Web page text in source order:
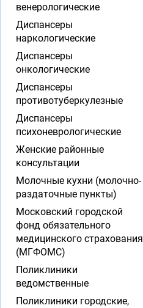
венерологические
Диспансеры
наркологические
Диспансеры
онкологические
Диспансеры
противотуберкулезные
Диспансеры
психоневрологические
Женские районные
консультации
Молочные кухни (молочно-
раздаточные пункты)
Московский городской
фонд обязательного
медицинского страхования
(МГФОМС)
Поликлиники
ведомственные
Поликлиники городские,